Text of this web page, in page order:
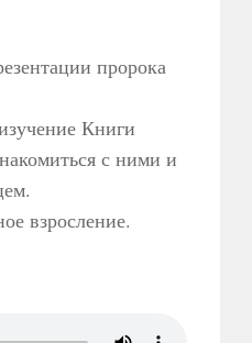
пророка
Книги
с ними и
взросление.